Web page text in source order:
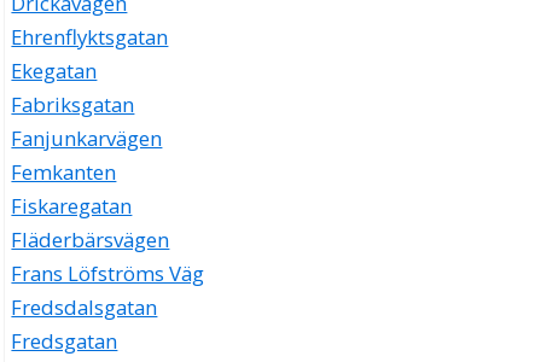
Ehrenflyktsgatan
Ekegatan
Fabriksgatan
Fanjunkarvägen
Femkanten
Fiskaregatan
Fläderbärsvägen
Frans Löfströms Väg
Fredsdalsgatan
Fredsgatan